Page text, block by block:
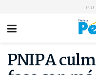
PNIPA